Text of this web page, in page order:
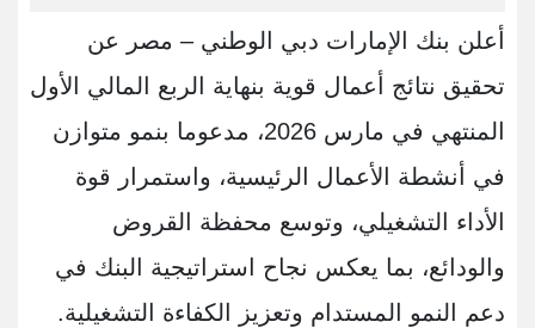
أعلن بنك الإمارات دبي الوطني – مصر عن
تحقيق نتائج أعمال قوية بنهاية الربع المالي الأول
المنتهي في مارس 2026، مدعوما بنمو متوازن
في أنشطة الأعمال الرئيسية، واستمرار قوة
الأداء التشغيلي، وتوسع محفظة القروض
والودائع، بما يعكس نجاح استراتيجية البنك في
دعم النمو المستدام وتعزيز الكفاءة التشغيلية.